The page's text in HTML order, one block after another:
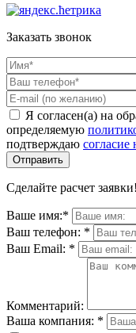
Заказать звонок
Я согласен(а) на
определяемую
подтверждаю
Сделайте расчет заявки!
Ваше имя:*
Ваш телефон: *
Ваш Email: *
Комментарий:
Ваша компания: *